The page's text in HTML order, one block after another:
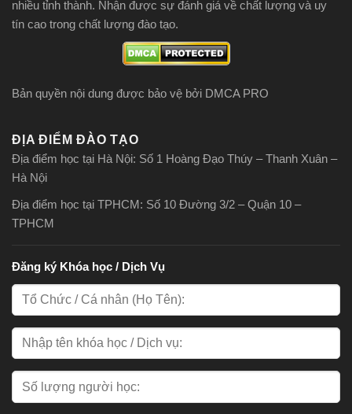
nhiều tỉnh thành. Nhận được sự đánh giá về chất lượng và uy
tín cao trong chất lượng đào tạo.
Bản quyền nội dung được bảo vệ bởi DMCA PRO
ĐỊA ĐIỂM ĐÀO TẠO
Địa điểm học tại Hà Nội: Số 1 Hoàng Đạo Thúy – Thanh Xuân –
Hà Nội
Địa điểm học tại TPHCM: Số 10 Đường 3/2 – Quận 10 –
TPHCM
Đăng ký Khóa học / Dịch Vụ